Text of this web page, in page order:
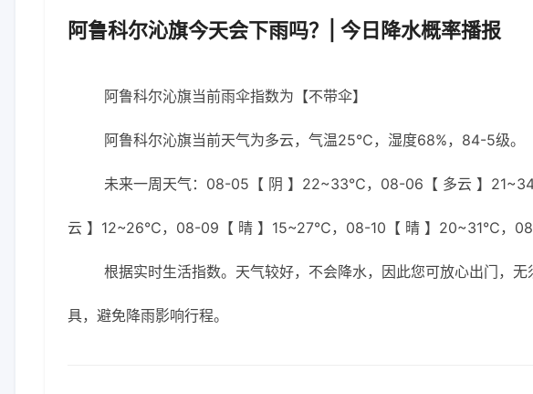
阿鲁科尔沁旗今天会下雨吗？| 今日降水概率播报
阿鲁科尔沁旗当前雨伞指数为【不带伞】
阿鲁科尔沁旗当前天气为多云，气温25℃，湿度68%，84-5级。
未来一周天气：08-05【 阴 】22~33℃，08-06【 多云 】
云 】12~26℃，08-09【 晴 】15~27℃，08-10【 晴 】20~31℃，
根据实时生活指数。天气较好，不会降水，因此您可放心出门，
具，避免降雨影响行程。